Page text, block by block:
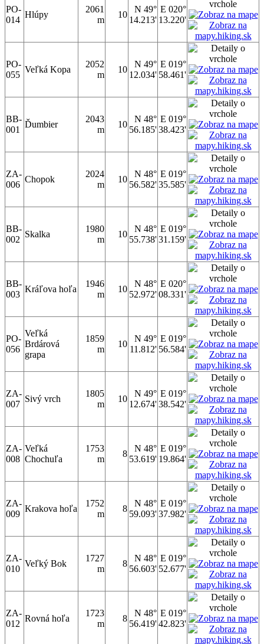
PO-
014
Hlúpy
2061
m
10
N 49°
14.213'
E 020°
13.220'
PO-
055
Veľká Kopa
2052
m
10
N 49°
12.034'
E 019°
58.461'
BB-
001
Ďumbier
2043
m
10
N 48°
56.185'
E 019°
38.423'
ZA-
006
Chopok
2024
m
10
N 48°
56.582'
E 019°
35.585'
BB-
002
Skalka
1980
m
10
N 48°
55.738'
E 019°
31.159'
BB-
003
Kráľova hoľa
1946
m
10
N 48°
52.972'
E 020°
08.331'
PO-
056
Veľká
Brdárová
grapa
1859
m
10
N 49°
11.812'
E 019°
56.584'
ZA-
007
Sivý vrch
1805
m
10
N 49°
12.674'
E 019°
38.542'
ZA-
008
Veľká
Chochuľa
1753
m
8
N 48°
53.619'
E 019°
19.864'
ZA-
009
Krakova hoľa
1752
m
8
N 48°
59.093'
E 019°
37.982'
ZA-
010
Veľký Bok
1727
m
8
N 48°
56.603'
E 019°
52.677'
ZA-
012
Rovná hoľa
1723
m
8
N 48°
56.419'
E 019°
42.823'